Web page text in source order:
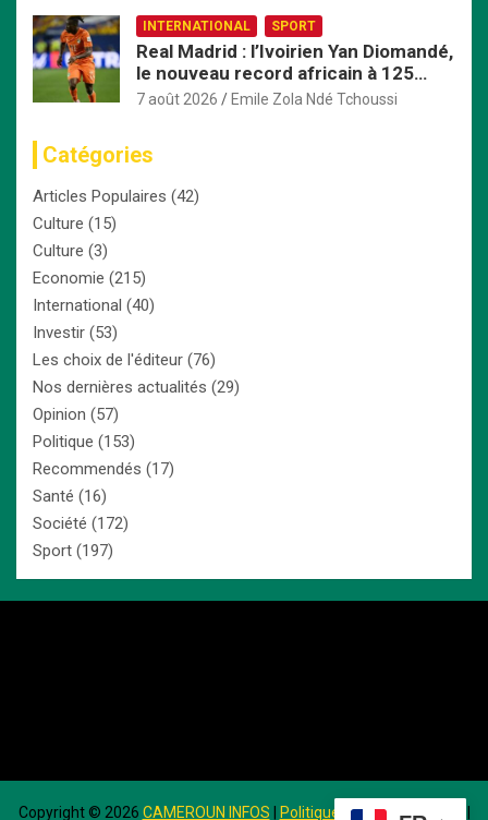
INTERNATIONAL SPORT
Real Madrid : l’Ivoirien Yan Diomandé,
le nouveau record africain à 125
millions d’euros
7 août 2026 Emile Zola Ndé Tchoussi
Catégories
Articles Populaires (42)
Culture (15)
Culture (3)
Economie (215)
International (40)
Investir (53)
Les choix de l'éditeur (76)
Nos dernières actualités (29)
Opinion (57)
Politique (153)
Recommendés (17)
Santé (16)
Société (172)
Sport (197)
Copyright © 2026 CAMEROUN INFOS Politique de Confidentialité